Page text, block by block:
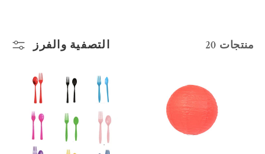
ة
التصفية والفرز 20 منتجات